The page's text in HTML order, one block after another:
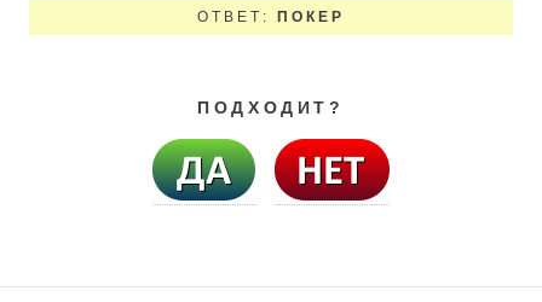
ОТВЕТ: ПОКЕР
ПОДХОДИТ?